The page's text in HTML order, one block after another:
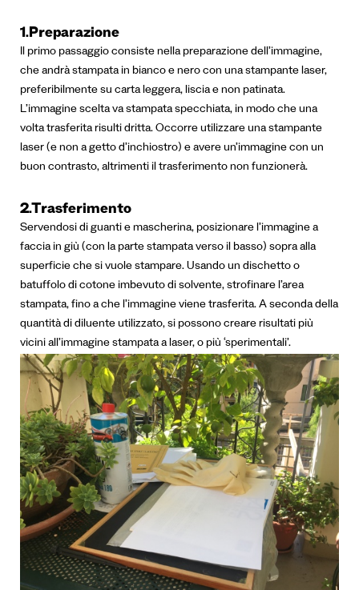
1.Preparazione
Il primo passaggio consiste nella preparazione dell’immagine,
che andrà stampata in bianco e nero con una stampante laser,
preferibilmente su carta leggera, liscia e non patinata.
L’immagine scelta va stampata specchiata, in modo che una
volta trasferita risulti dritta. Occorre utilizzare una stampante
laser (e non a getto d’inchiostro) e avere un’immagine con un
buon contrasto, altrimenti il trasferimento non funzionerà.
2.Trasferimento
Servendosi di guanti e mascherina, posizionare l’immagine a
faccia in giù (con la parte stampata verso il basso) sopra alla
superficie che si vuole stampare. Usando un dischetto o
batuffolo di cotone imbevuto di solvente, strofinare l’area
stampata, fino a che l’immagine viene trasferita. A seconda della
quantità di diluente utilizzato, si possono creare risultati più
vicini all’immagine stampata a laser, o più ‘sperimentali’.